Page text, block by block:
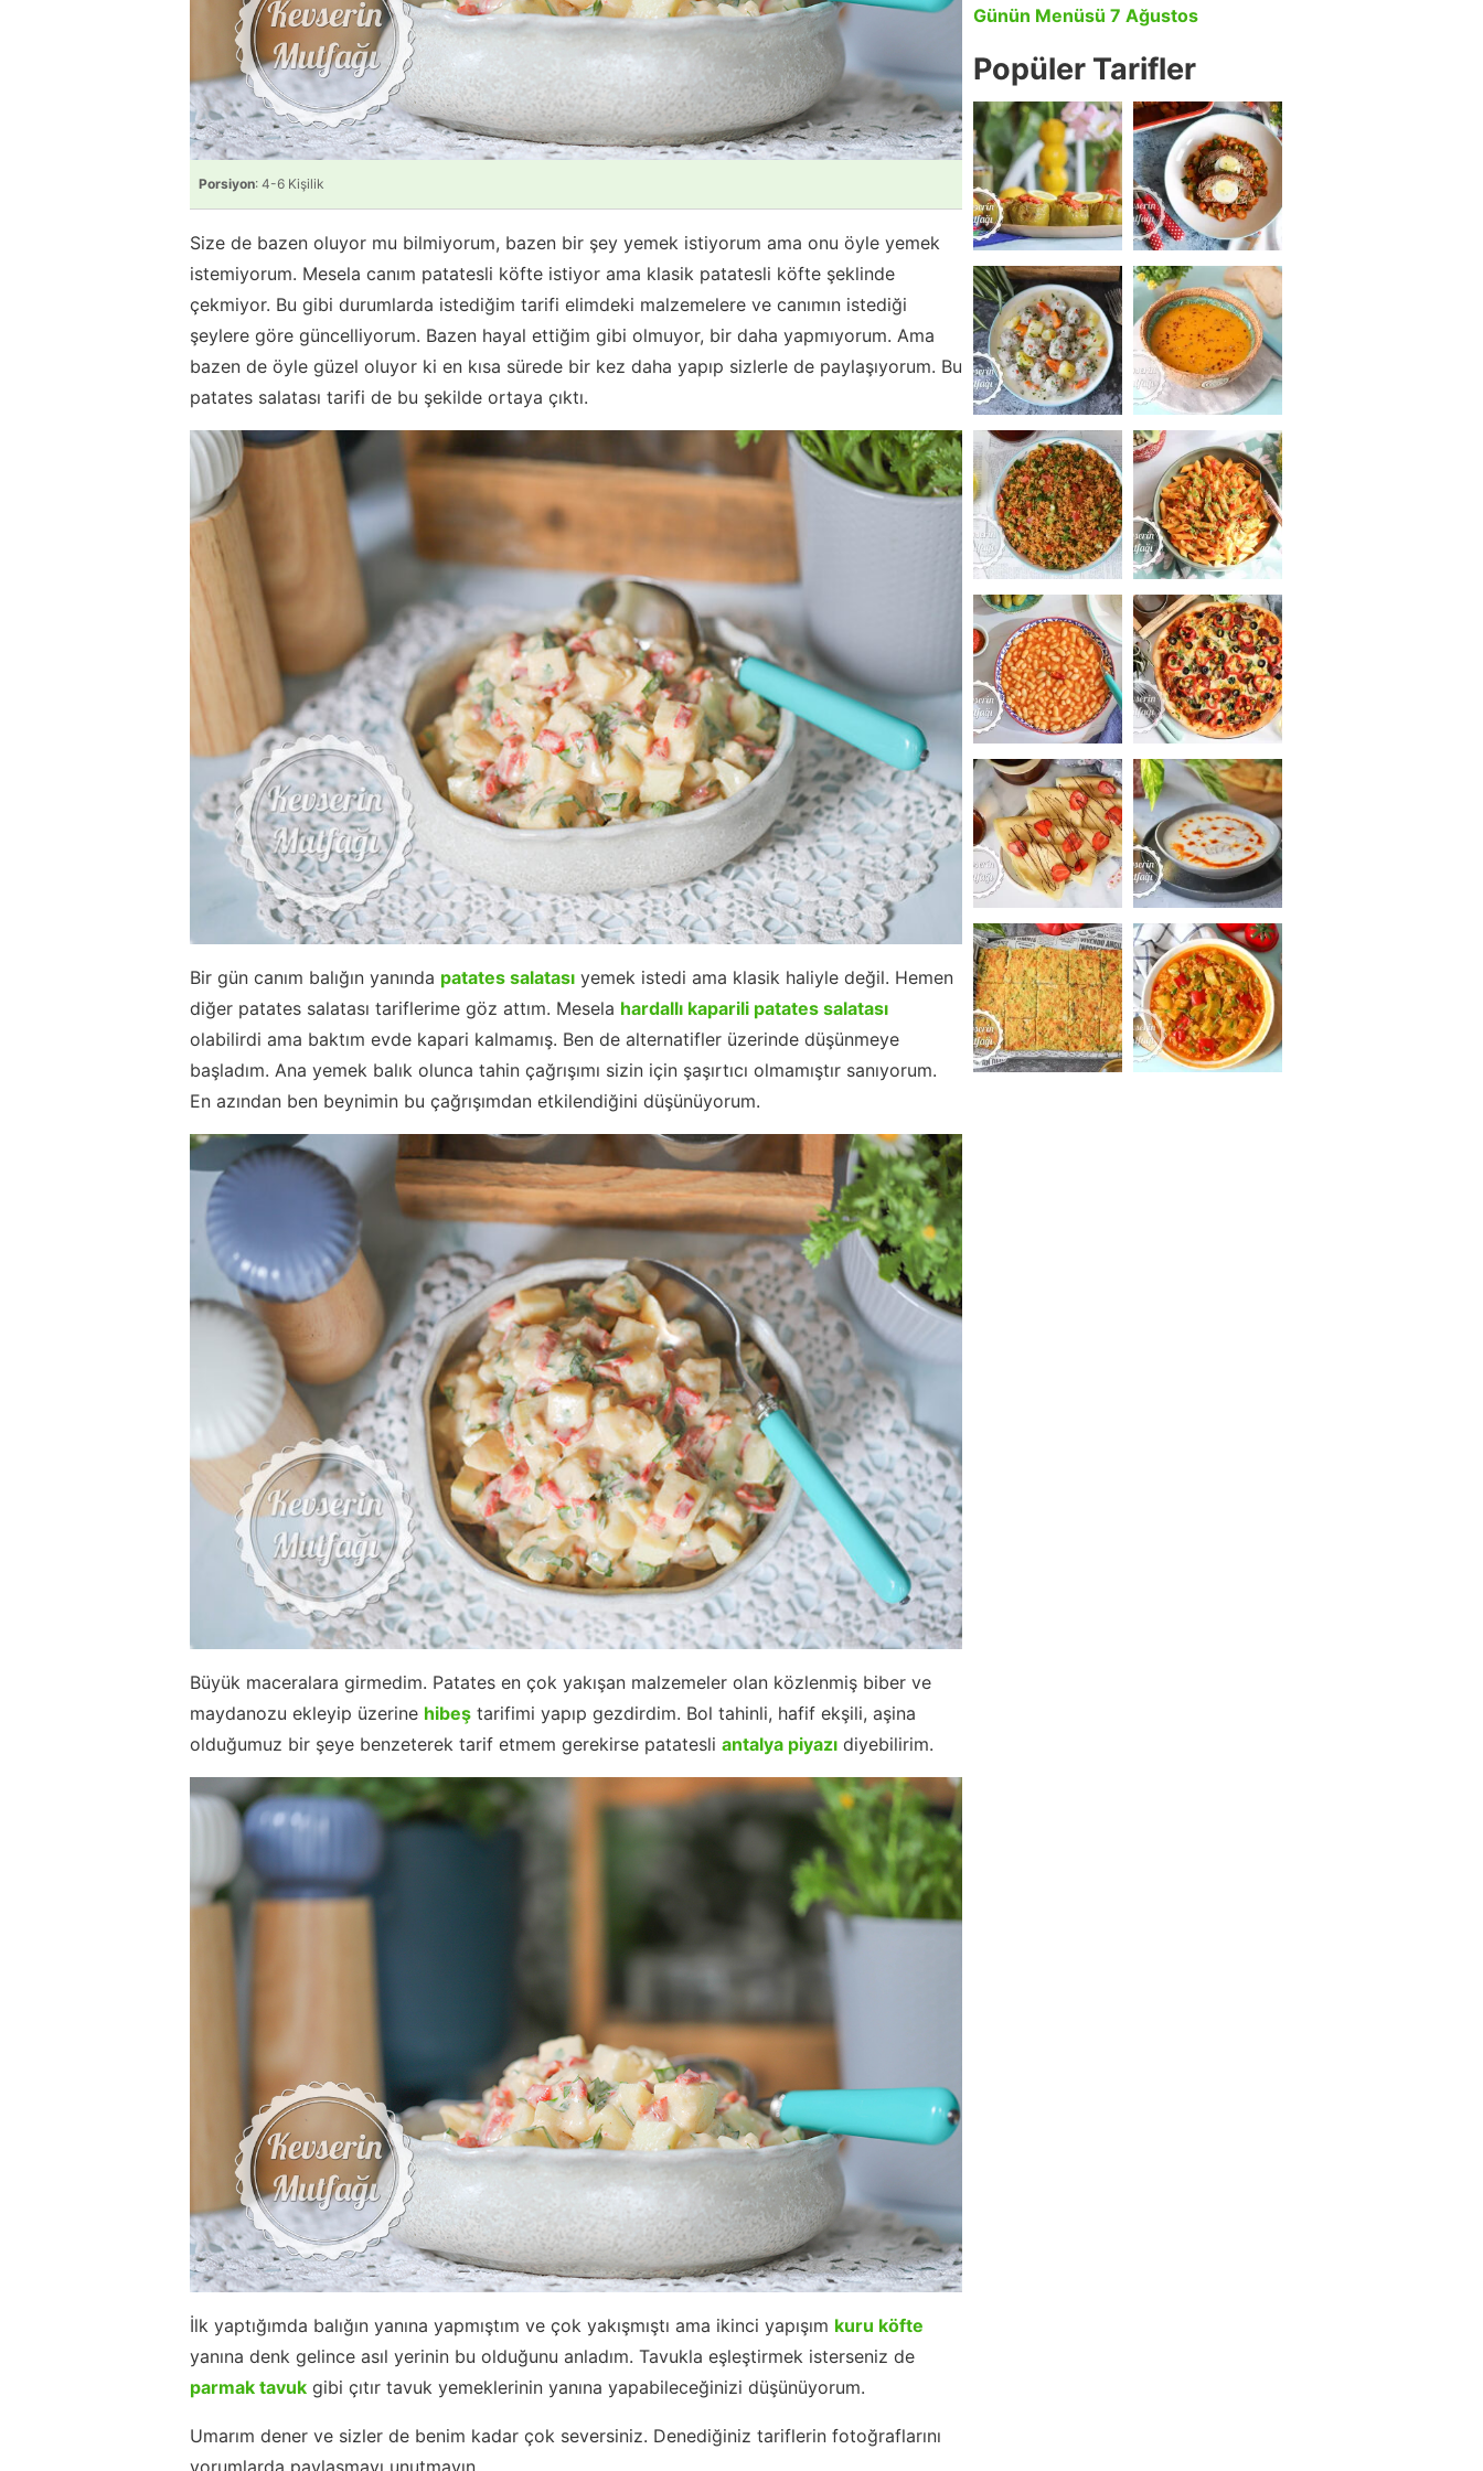
Porsiyon: 4-6 Kişilik
Size de bazen oluyor mu bilmiyorum, bazen bir şey yemek istiyorum ama onu öyle yemek
istemiyorum. Mesela canım patatesli köfte istiyor ama klasik patatesli köfte şeklinde
çekmiyor. Bu gibi durumlarda istediğim tarifi elimdeki malzemelere ve canımın istediği
şeylere göre güncelliyorum. Bazen hayal ettiğim gibi olmuyor, bir daha yapmıyorum. Ama
bazen de öyle güzel oluyor ki en kısa sürede bir kez daha yapıp sizlerle de paylaşıyorum. Bu
patates salatası tarifi de bu şekilde ortaya çıktı.
Bir gün canım balığın yanında patates salatası yemek istedi ama klasik haliyle değil. Hemen
diğer patates salatası tariflerime göz attım. Mesela hardallı kaparili patates salatası
olabilirdi ama baktım evde kapari kalmamış. Ben de alternatifler üzerinde düşünmeye
başladım. Ana yemek balık olunca tahin çağrışımı sizin için şaşırtıcı olmamıştır sanıyorum.
En azından ben beynimin bu çağrışımdan etkilendiğini düşünüyorum.
Büyük maceralara girmedim. Patates en çok yakışan malzemeler olan közlenmiş biber ve
maydanozu ekleyip üzerine hibeş tarifimi yapıp gezdirdim. Bol tahinli, hafif ekşili, aşina
olduğumuz bir şeye benzeterek tarif etmem gerekirse patatesli antalya piyazı diyebilirim.
İlk yaptığımda balığın yanına yapmıştım ve çok yakışmıştı ama ikinci yapışım kuru köfte
yanına denk gelince asıl yerinin bu olduğunu anladım. Tavukla eşleştirmek isterseniz de
parmak tavuk gibi çıtır tavuk yemeklerinin yanına yapabileceğinizi düşünüyorum.
Umarım dener ve sizler de benim kadar çok seversiniz. Denediğiniz tariflerin fotoğraflarını
yorumlarda paylaşmayı unutmayın.
Günün Menüsü 7 Ağustos
Popüler Tarifler